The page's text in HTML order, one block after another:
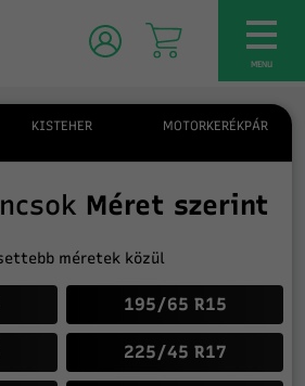
MENU
KISTEHER MOTORKERÉKPÁR
Méret szerint
méretek közül
195/65 R15
225/45 R17